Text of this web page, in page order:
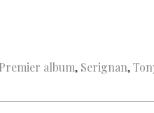
Premier album, Serignan,